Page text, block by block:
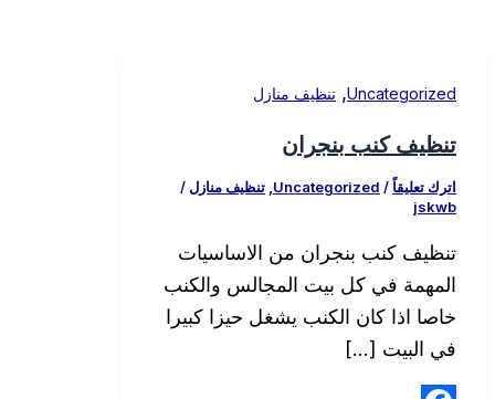
Uncategorized
, تنظيف منازل
تنظيف كنب بنجران
اترك تعليقاً/
Uncategorized تنظيف منازل /
jskwb
تنظيف كنب بنجران من الاساسيات
المهمة في كل بيت المجالس والكنب
خاصا اذا كان الكنب يشغل حيزا كبيرا
في البيت […]